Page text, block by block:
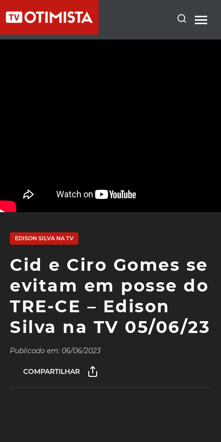
EDISON SILVA NA TV
Cid e Ciro Gomes se
evitam em posse do
TRE-CE – Edison
Silva na TV 05/06/23
Publicado em: 06/06/2023
COMPARTILHAR